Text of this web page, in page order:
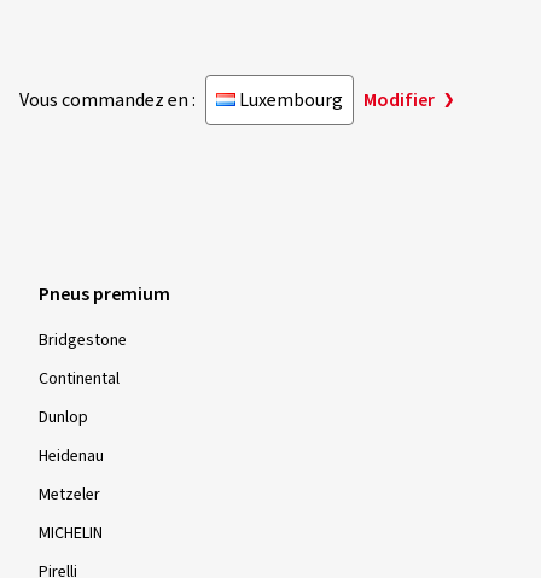
Vous commandez en : Luxembourg Modifier
Pneus premium
Bridgestone
Continental
Dunlop
Heidenau
Metzeler
MICHELIN
Pirelli